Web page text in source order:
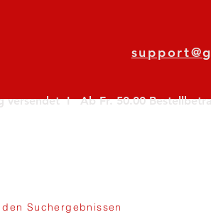
78
I   Ab Fr. 50.00
Suchergebnissen